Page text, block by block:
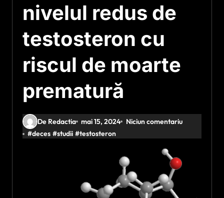
nivelul redus de
testosteron cu
riscul de moarte
prematură
De Redactia mai 15, 2024
Niciun comentariu
#deces #studii #testosteron